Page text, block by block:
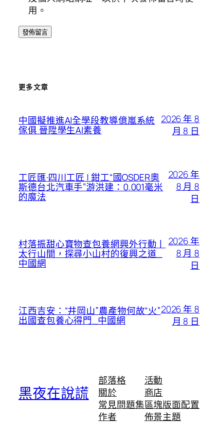
用。
更多文章
中國擬推進AI全學段教導億嵐系統
傢俱 晉陞學生AI素養
2026 年 8
月 8 日
工匠匯·四川工匠 | 鉗工“國OSDER奧
斯德台北汽車手”游洪建：0.001毫米
的魔法
2026 年
8 月 8
日
村落振甜心寶物查包養網興外行動丨
太行山間，探尋小山村的復興之道_
中國網
2026 年
8 月 8
日
江西吉安：“井岡山”農產物何故“火”
出國查包養心得門_中國網
2026 年 8
月 8 日
黑夜在說謊
部落格
關於
常見問題集
作者
活動
商店
區塊版面配置
佈景主題